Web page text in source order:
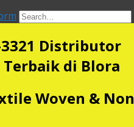
3321 Distributor
di Blora
Woven & Non